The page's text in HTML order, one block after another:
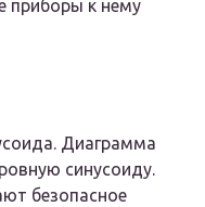
приборы к нему
Диаграмма
синусоиду.
безопасное